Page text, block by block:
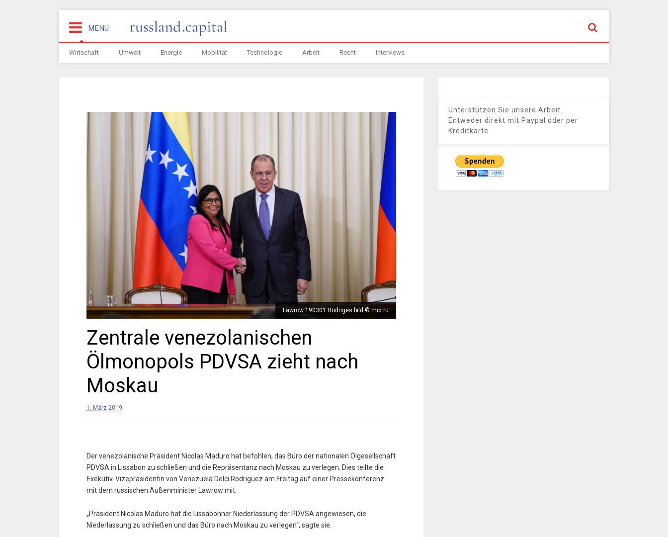
MENU
Wirtschaft Umwelt Energie Mobilität Technologie Arbeit Recht Interviews
Lawrow 190301 Rodriges bild © mid.ru
Zentrale venezolanischen
Ölmonopols PDVSA zieht nach
Moskau
1. März 2019
Der venezolanische Präsident Nicolas Maduro hat befohlen, das Büro der nationalen Ölgesellschaft
PDVSA in Lissabon zu schließen und die Repräsentanz nach Moskau zu verlegen. Dies teilte die
Exekutiv-Vizepräsidentin von Venezuela Delci Rodriguez am Freitag auf einer Pressekonferenz
mit dem russischen Außenminister Lawrow mit.
„Präsident Nicolas Maduro hat die Lissabonner Niederlassung der PDVSA angewiesen, die
Niederlassung zu schließen und das Büro nach Moskau zu verlegen“, sagte sie.
Unterstützen Sie unsere Arbeit.
Entweder direkt mit Paypal oder per
Kreditkarte